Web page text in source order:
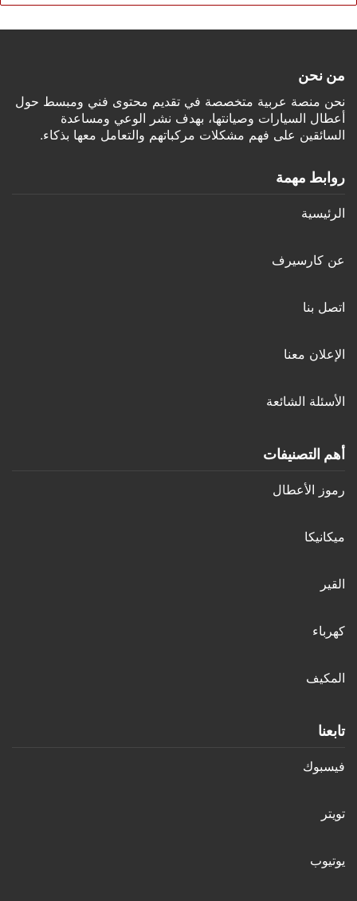
من نحن
نحن منصة عربية متخصصة في تقديم محتوى فني ومبسط حول
أعطال السيارات وصيانتها، بهدف نشر الوعي ومساعدة
السائقين على فهم مشكلات مركباتهم والتعامل معها بذكاء.
روابط مهمة
الرئيسية
عن كارسيرف
اتصل بنا
الإعلان معنا
الأسئلة الشائعة
أهم التصنيفات
رموز الأعطال
ميكانيكا
القير
كهرباء
المكيف
تابعنا
فيسبوك
تويتر
يوتيوب